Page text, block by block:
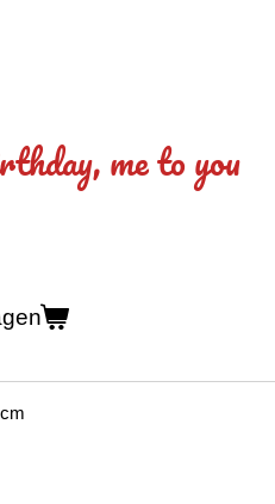
me to you